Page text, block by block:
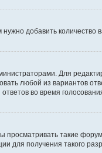
добавить
Для
любой из вариантов
во время
такие
для получения такого